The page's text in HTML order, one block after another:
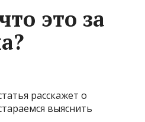
это за
расскажет о
выяснить